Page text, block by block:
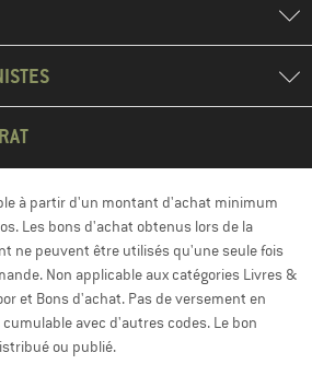
à partir d'un montant d'achat minimum
Les bons d'achat obtenus lors de la
ne peuvent être utilisés qu'une seule fois
Non applicable aux catégories Livres &
et Bons d'achat. Pas de versement en
avec d'autres codes. Le bon
ou publié.